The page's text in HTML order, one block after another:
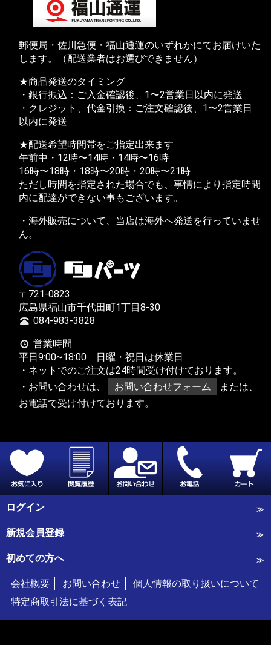
郵便局・佐川急便・福山通運のいずれかにてお届けいた
します。（配送業者はお選びできません）
★商品発送のタイミング
・銀行振込：ご入金確認後、1〜2営業日以内に発送
・クレジット、代金引換：ご注文確認後、1〜2営業日
以内に発送
★配送希望時間帯をご指定出来ます
午前中・12時〜14時・14時〜16時
16時〜18時・18時〜20時・20時〜21時
ただし時間を指定された場合でも、事情により指定時間
内に配達ができない事もございます。
・海外販売について、当店は海外へ発送を行っていませ
ん。
〒721-0823
広島県福山市千代田町1丁目8-30
084-983-3828
営業時間
平日9:00~18:00 日曜・祝日は休業日
・ネットでのご注文は24時間受け付けております。
・お問い合わせは、
お問い合わせフォーム
または、
お電話で受け付けております。
ログイン
新規会員登録
初めての方へ
会社概要 お問い合わせ
個人情報の取り扱いについて
特定商取引法に基づく表記